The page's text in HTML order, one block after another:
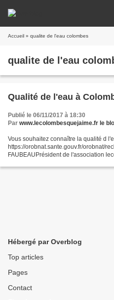
Accueil » qualite de l'eau colombes
qualite de l'eau
Qualité de l'eau à
Publié le 06/11/2017 à 18:30
Par www.lecolombesquejaime.fr le
Vous souhaitez connaître la qualité d
https://orobnat.sante.gouv.fr/orobnat/
FAUBEAUPrésident de l'association
Hébergé par Overblog
Top articles
Pages
Contact